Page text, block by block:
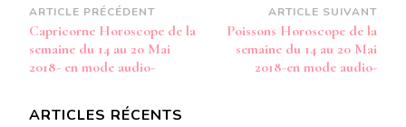
Navigation
d’article
ARTICLE PRÉCÉDENT
Capricorne Horoscope de la
semaine du 14 au 20 Mai
2018- en mode audio-
ARTICLE SUIVANT
Poissons Horoscope de la
semaine du 14 au 20 Mai
2018-en mode audio-
ARTICLES RÉCENTS